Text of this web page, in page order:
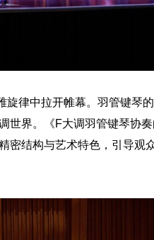
律中拉开帷幕。羽管键琴
世界。《F大调羽管键琴协
密结构与艺术特色，引导观